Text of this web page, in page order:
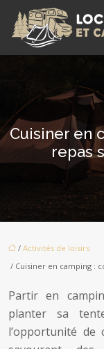
Cuisiner en
repas
/ Activités de loisirs
/ Cuisiner en camping :
Partir en
planter sa
l’opportunité de